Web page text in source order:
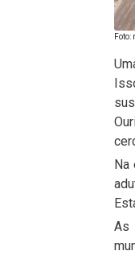
Foto:
Na
As